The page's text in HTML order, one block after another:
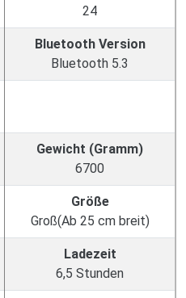
24
Bluetooth Version
Bluetooth 5.3
Gewicht (Gramm)
6700
Größe
Groß(Ab 25 cm breit)
Ladezeit
6,5 Stunden